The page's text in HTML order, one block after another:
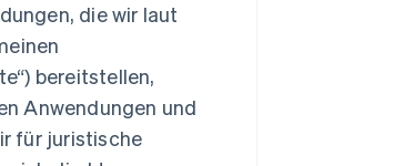
die wir laut
bereitstellen,
Anwendungen und
für juristische